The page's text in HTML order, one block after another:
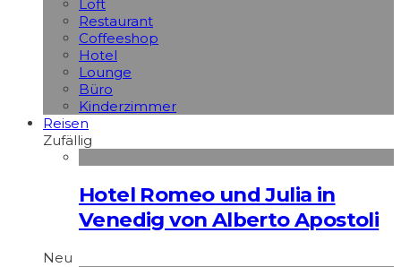
Loft
Restaurant
Coffeeshop
Hotel
Lounge
Büro
Kinderzimmer
Reisen
Zufällig
Hotel Romeo und Julia in
Venedig von Alberto Apostoli
Neu